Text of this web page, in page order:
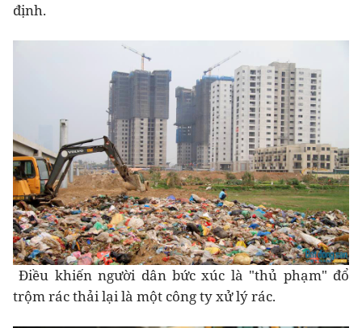
định.
Điều khiến người dân bức xúc là "thủ phạm" đổ
trộm rác thải lại là một công ty xử lý rác.